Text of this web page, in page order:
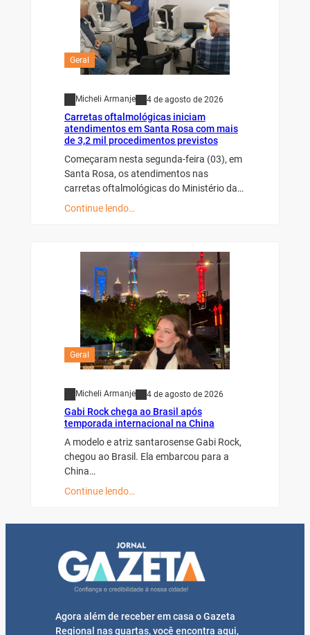
Geral
Micheli Armanje 4 de agosto de 2026
Carretas oftalmológicas iniciam
atendimentos em Santa Rosa com mais
de 3,2 mil procedimentos previstos
Começaram nesta segunda-feira (03), em
Santa Rosa, os atendimentos nas
carretas oftalmológicas do Ministério da…
Continue lendo…
Geral
Micheli Armanje 4 de agosto de 2026
Gabi Rock chega ao Brasil após
temporada internacional na China
A modelo e atriz santarosense Gabi Rock,
chegou ao Brasil. Ela embarcou para a
China…
Continue lendo…
Agora além de receber em casa o Gazeta
Regional nas quartas, você encontra aqui,